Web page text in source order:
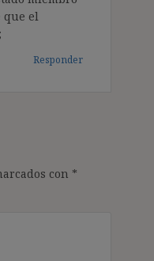
que el
Responder
con *